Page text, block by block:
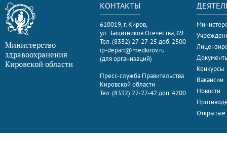
Министерство
здравоохранения
Кировской области
КОНТАКТЫ
610019, г. Киров,
ул. Защитников Отечества, 69
Тел. (8332) 27-27-25 доб. 2500
ip-depart@medkirov.ru
(для организаций)
Пресс-служба Правительства
Кировской области
Тел. (8332) 27-27-42 доп. 4200
Конкурсы
Вакансии
Новости